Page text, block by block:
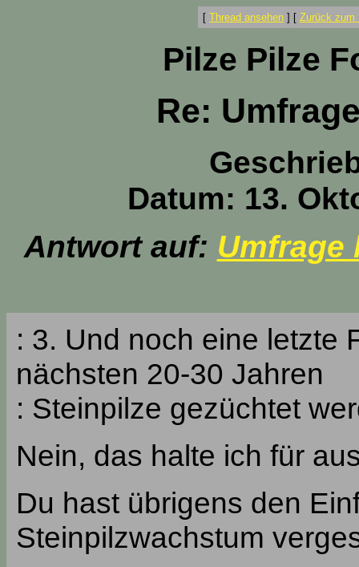
[ Thread ansehen ] [ Zurück zum
Pilze Pilze
Re:
Datum: 13.
Antwort auf: Umfrage
: 3. Und noch eine letzte
nächsten 20-30 Jahren
: Steinpilze gezüchtet
Nein, das halte ich für
Du hast übrigens den
Steinpilzwachstum